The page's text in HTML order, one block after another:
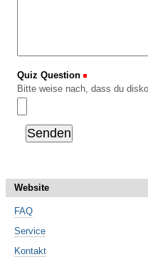
Quiz Question
Bitte weise nach, dass du
Website
FAQ
Service
Kontakt